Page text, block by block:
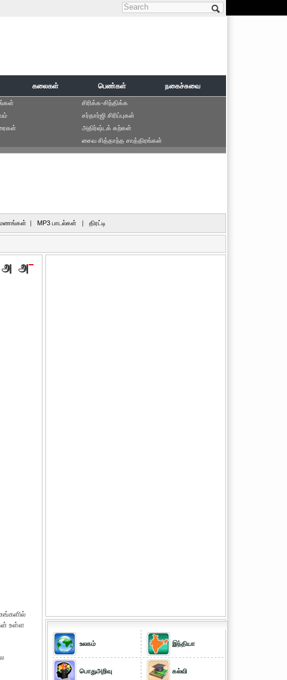
Search form
கலைகள் பெண்கள் நகைச்சுவை
சிரிக்க-சிந்திக்க
சர்தார்ஜி சிரிப்புகள்
அதிர்ஷ்டக் கற்கள்
சைவ சித்தாந்த சாத்திரங்கள்
| MP3 பாடல்கள் | திரட்டி
உள்ள
உலகம்
பொதுஅறிவு
இந்தியா
கல்வி